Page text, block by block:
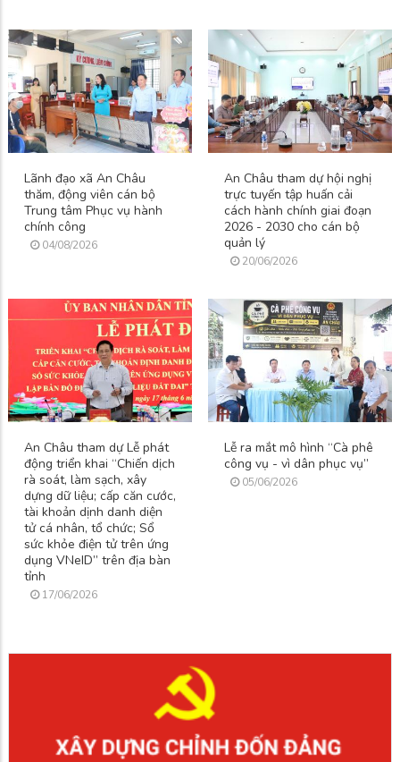
Lãnh đạo xã An Châu
thăm, động viên cán bộ
Trung tâm Phục vụ hành
chính công
04/08/2026
An Châu tham dự hội nghị
trực tuyến tập huấn cải
cách hành chính giai đoạn
2026 - 2030 cho cán bộ
quản lý
20/06/2026
An Châu tham dự Lễ phát
động triển khai “Chiến dịch
rà soát, làm sạch, xây
dựng dữ liệu; cấp căn cước,
tài khoản dịnh danh diện
tử cá nhân, tổ chức; Sổ
sức khỏe điện tử trên ứng
dụng VNeID” trên địa bàn
tỉnh
17/06/2026
Lễ ra mắt mô hình “Cà phê
công vụ - vì dân phục vụ”
05/06/2026